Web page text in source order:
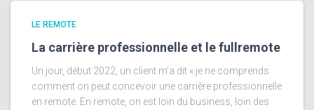
LE REMOTE
La carrière professionnelle et le fullremote
Un jour, début 2022, un client m’a dit « je ne comprends
comment on peut concevoir une carrière professionnelle
en remote. En remote, on est loin du business, loin des